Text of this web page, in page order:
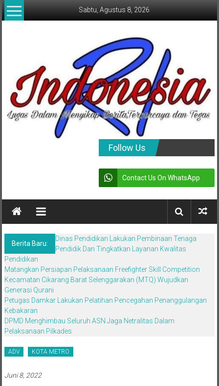
Lompat
ke
Sabtu, Agustus 8, 2026
Menyikap
Dan
Tegas
Follow Us
Contact Us On WhatsApp
Berita Baru:
Dinas Pendidikan Lakukan Pembinaan Tenaga
Pendidik Dan Tingkatkan Layanan Kwalitas
Pendidikan
Matangkan Persiapan Pelaksanaan Freefighter Skill Competition
Kecamatan Cikarang Barat Selenggarakan (MTQ) Wujudkan
Generasi Qurani
Petugas Damkar Lakukan Pelatihan Pencegahan Penanggulangan
Kebakaran
DPMD Menghimbau Seluruh ASN Jaga Netralitas Dalam
Pelaksanaan Pilkades
ADV KOTA METRO
Juni 8, 2022